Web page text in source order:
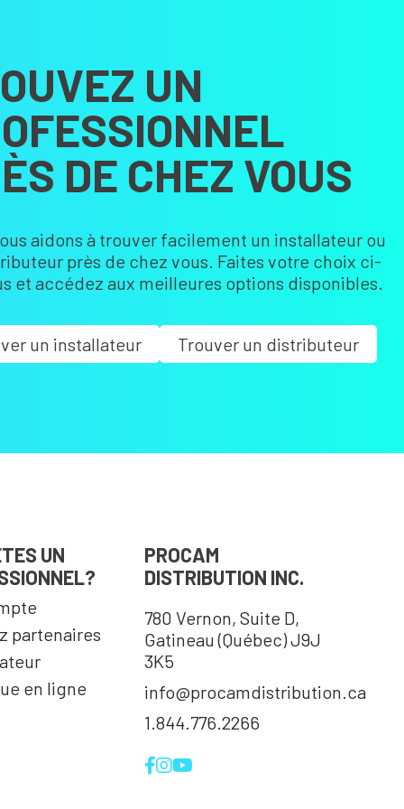
UN
DE CHEZ VOUS
aidons à trouver facilement un installateur ou
près de chez vous. Faites votre choix ci-
et accédez aux meilleures options disponibles.
un installateur Trouver un distributeur
UN
partenaires
en ligne
PROCAM
DISTRIBUTION INC.
780 Vernon, Suite D,
Gatineau (Québec) J9J
3K5
info@procamdistribution.ca
1.844.776.2266